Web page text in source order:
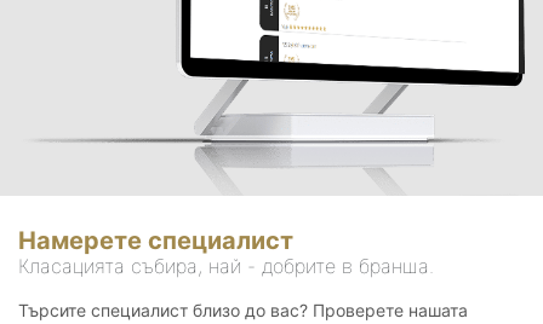
Намерете специалист
Класацията събира, най - добрите в бранша.
Търсите специалист близо до вас? Проверете нашата